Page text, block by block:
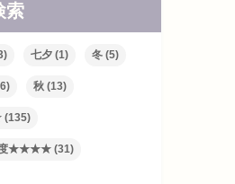
索
七夕 (1) 冬 (5)
秋 (13)
(135)
度★★★★ (31)